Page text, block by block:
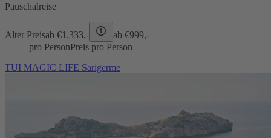
Pauschalreise
Alter Preisab €1.333,- ab €999,-
pro PersonPreis pro Person
TUI MAGIC LIFE Sarigerme